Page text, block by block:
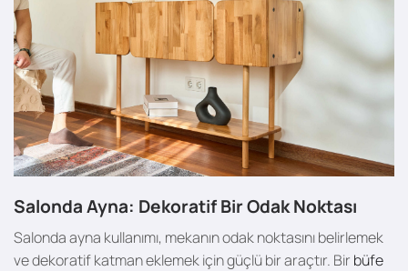
Salonda Ayna: Dekoratif Bir Odak Noktası
Salonda ayna kullanımı, mekanın odak noktasını belirlemek
ve dekoratif katman eklemek için güçlü bir araçtır. Bir büfe